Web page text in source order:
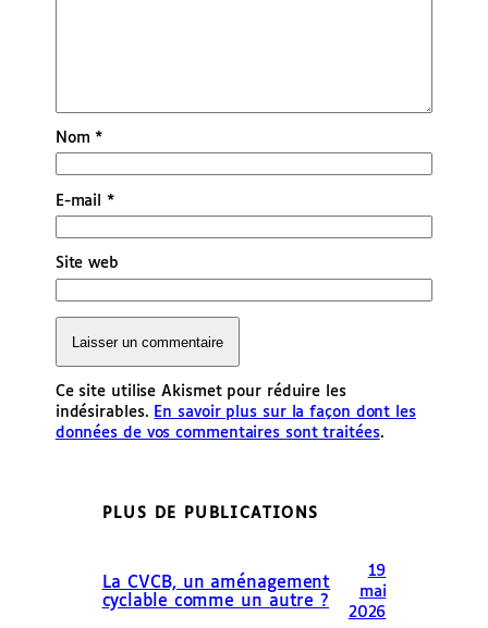
Nom*
E-mail*
Site web
Ce site utilise Akismet pour réduire les
indésirables. En savoir plus sur la façon dont les
données de vos commentaires sont traitées.
PLUS DE PUBLICATIONS
La CVCB, un aménagement
cyclable comme un autre ?
19
mai
2026